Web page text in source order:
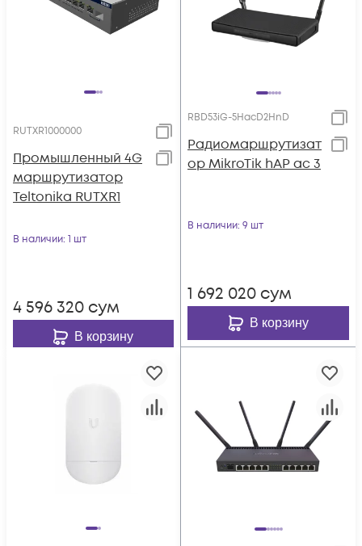
RUTXR1000000
Промышленный 4G
маршрутизатор
Teltonika RUTXR1
В наличии: 1 шт
4 596 320 сум
В корзину
RBD53iG-5HacD2HnD
Радиомаршрутизат
ор MikroTik hAP ac 3
В наличии: 9 шт
1 692 020 сум
В корзину